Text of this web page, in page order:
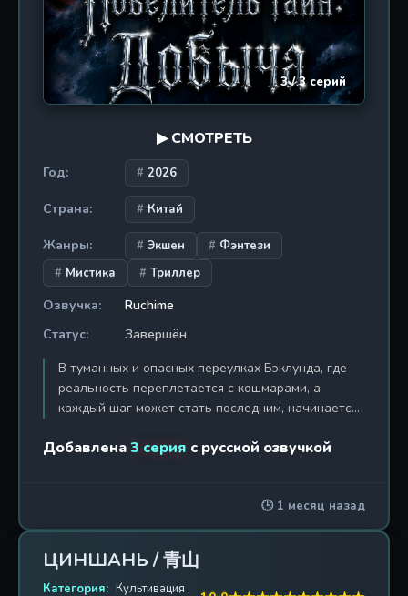
визуализированные как абстрактные
пространства, где сталкиваются идеи. Донхуа
обещает стать глотком свежего воздуха для
ценителей сложных сюжетов, отсылающих к
классике научной фантастики, но при этом
сохраняющих уникальный китайский колорит.
Зрителей ждут неожиданные повороты,
философские дилеммы и глубокая проработка
персонажей, каждый из которых —
потенциальный ключ к разгадке глобальной
тайны. История разворачивается в мире, который
стремительно меняется под давлением открытий.
Что произойдёт, если технологическая
сингулярность наступит не благодаря
искусственному интеллекту, а благодаря
спонтанной мутации человеческого сознания?
«Клуб гениев» пытается ответить на этот вопрос,
фантазией. Это не просто аниме о борьбе умов —
это размышление о цене прогресса и о том, как
далеко можно зайти в стремлении изменить мир.
3 / 3 серий
▶ СМОТРЕТЬ
Год: 2026
Страна: Китай
Жанры: Экшен
Фэнтези
Мистика
Триллер
Озвучка:
Ruchime
Статус:
Завершён
В туманных и опасных переулках Бэклунда, где
реальность переплетается с кошмарами, а
каждый шаг может стать последним, начинается
является ключевым связующим звеном в эпопее
Лемудскую деревню, но до первого
расследования дела печально известной мадам
Шэрон. Зрители становятся свидетелями того,
как члены Таро-клуба впервые действуют не как
пассивные наблюдатели, а как активные игроки
Добавлена3 серия с русской озвучкой
🕒 1 месяц назад
ЦИНШАНЬ / 青山
Категория: Культивация ,